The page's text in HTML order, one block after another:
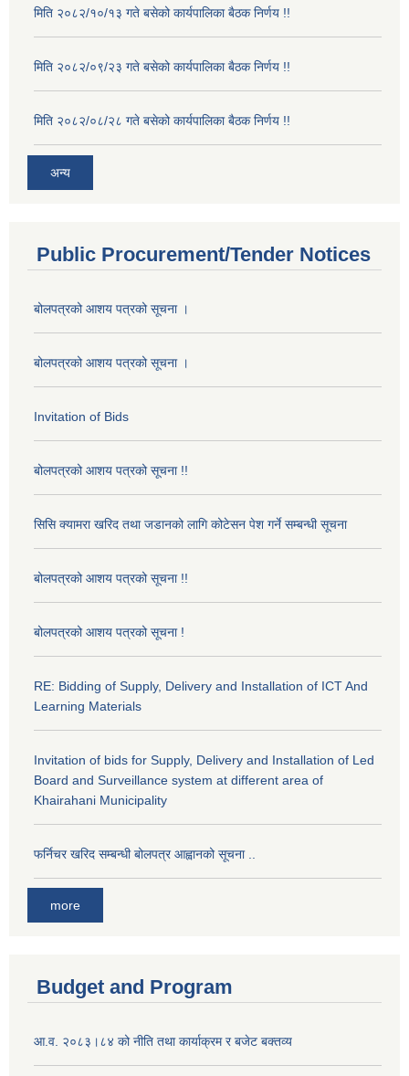
मिति २०८२/१०/१३ गते बसेको कार्यपालिका बैठक निर्णय !!
मिति २०८२/०९/२३ गते बसेको कार्यपालिका बैठक निर्णय !!
मिति २०८२/०८/२८ गते बसेको कार्यपालिका बैठक निर्णय !!
अन्य
Public Procurement/Tender Notices
बोलपत्रको आशय पत्रको सूचना ।
बोलपत्रको आशय पत्रको सूचना ।
Invitation of Bids
बोलपत्रको आशय पत्रको सूचना !!
सिसि क्यामरा खरिद तथा जडानको लागि कोटेसन पेश गर्ने सम्बन्धी सूचना
बोलपत्रको आशय पत्रको सूचना !!
बोलपत्रको आशय पत्रको सूचना !
RE: Bidding of Supply, Delivery and Installation of ICT And
Learning Materials
Invitation of bids for Supply, Delivery and Installation of Led
Board and Surveillance system at different area of
Khairahani Municipality
फर्निचर खरिद सम्बन्धी बोलपत्र आह्वानको सूचना ..
more
Budget and Program
आ.व. २०८३।८४ को नीति तथा कार्याक्रम र बजेट बक्तव्य